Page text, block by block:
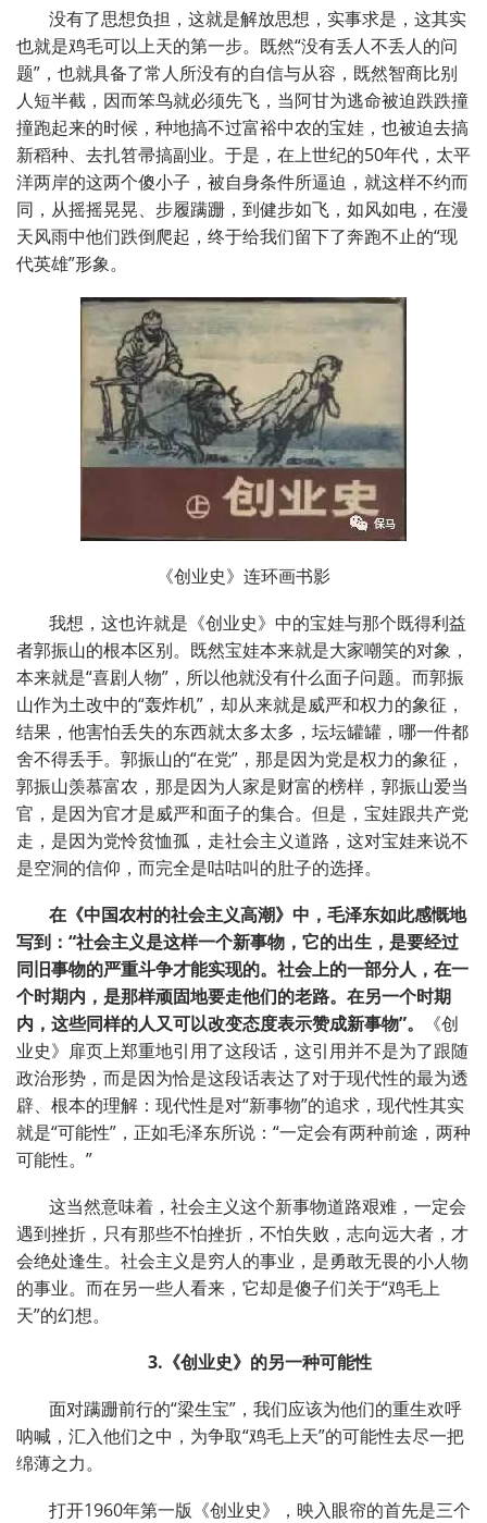
没有了思想负担，这就是解放思想，实事求是，这其实
也就是鸡毛可以上天的第一步。既然“没有丢人不丢人的问
题” ，也就具备了常人所没有的自信与从容，既然智商比别
人短半截，因而笨鸟就必须先飞，当阿甘为逃命被迫跌跌撞
撞跑起来的时候，种地搞不过富裕中农的宝娃，也被迫去搞
新稻种、去扎笤帚搞副业。于是，在上世纪的50年代，太平
洋两岸的这两个傻小子，被自身条件所逼迫，就这样不约而
同，从摇摇晃晃、步履蹒跚，到健步如飞，如风如电，在漫
天风雨中他们跌倒爬起，终于给我们留下了奔跑不止的“现
代英雄”形象。
《创业史》连环画书影
我想，这也许就是《创业史》中的宝娃与那个既得利益
者郭振山的根本区别。既然宝娃本来就是大家嘲笑的对象，
本来就是“喜剧人物” ，所以他就没有什么面子问题。而郭振
山作为土改中的“轰炸机” ，却从来就是威严和权力的象征，
结果，他害怕丢失的东西就太多太多，坛坛罐罐，哪一件都
舍不得丢手。郭振山的“在党” ，那是因为党是权力的象征，
郭振山羡慕富农，那是因为人家是财富的榜样，郭振山爱当
官，是因为官才是威严和面子的集合。但是，宝娃跟共产党
走，是因为党怜贫恤孤，走社会主义道路，这对宝娃来说不
是空洞的信仰，而完全是咕咕叫的肚子的选择。
在《中国农村的社会主义高潮》中，毛泽东如此感慨地
写到： “社会主义是这样一个新事物，它的出生，是要经过
同旧事物的严重斗争才能实现的。社会上的一部分人，在一
个时期内，是那样顽固地要走他们的老路。在另一个时期
内，这些同样的人又可以改变态度表示赞成新事物”。
《创
业史》扉页上郑重地引用了这段话，这引用并不是为了跟随
政治形势，而是因为恰是这段话表达了对于现代性的最为透
辟、根本的理解：现代性是对“新事物”的追求，现代性其实
就是“可能性” ，正如毛泽东所说： “一定会有两种前途，两种
可能性。 ”
这当然意味着，社会主义这个新事物道路艰难，一定会
遇到挫折，只有那些不怕挫折，不怕失败，志向远大者，才
会绝处逢生。社会主义是穷人的事业，是勇敢无畏的小人物
的事业。而在另一些人看来，它却是傻子们关于“鸡毛上
天”的幻想。
3. 《创业史》的另一种可能性
面对蹒跚前行的“梁生宝” ，我们应该为他们的重生欢呼
呐喊，汇入他们之中，为争取“鸡毛上天”的可能性去尽一把
绵薄之力。
打开1960年第一版《创业史》，映入眼帘的首先是三个